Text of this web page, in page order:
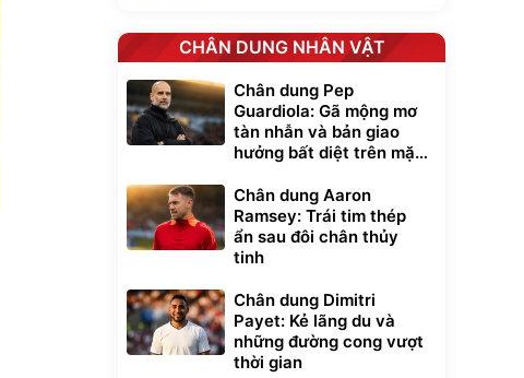
CHÂN DUNG NHÂN VẬT
Chân dung Pep
Guardiola: Gã mộng mơ
tàn nhẫn và bản giao
hưởng bất diệt trên mặt
Chân dung Aaron
Ramsey: Trái tim thép
ẩn sau đôi chân thủy
tinh
Chân dung Dimitri
Payet: Kẻ lãng du và
những đường cong vượt
thời gian